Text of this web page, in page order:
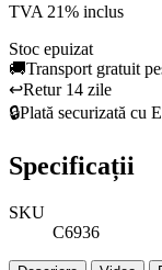
TVA 21% inclus
Stoc epuizat
🚚Transport gratuit
↩️Retur 14 zile
🔒Plată securizată cu
Specificații
SKU
C6936